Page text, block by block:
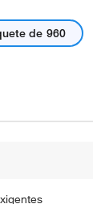
de 960